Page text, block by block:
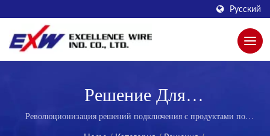
Русский
Решение Для
Структурированной Кабельной
Революционизация решений подключения с продуктами по